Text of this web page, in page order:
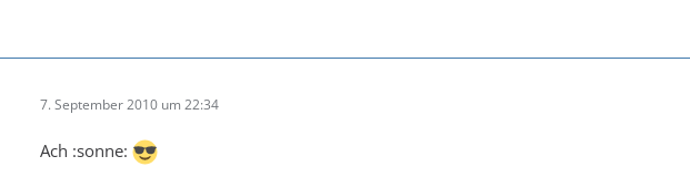
7. September 2010 um 22:34
Ach :sonne: